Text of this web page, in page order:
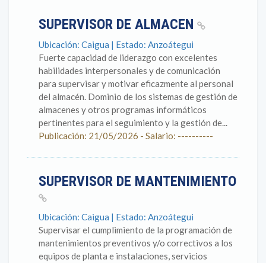
SUPERVISOR DE ALMACEN
Ubicación: Caigua | Estado: Anzoátegui
Fuerte capacidad de liderazgo con excelentes
habilidades interpersonales y de comunicación
para supervisar y motivar eficazmente al personal
del almacén. Dominio de los sistemas de gestión de
almacenes y otros programas informáticos
pertinentes para el seguimiento y la gestión de...
Publicación: 21/05/2026 - Salario: ----------
SUPERVISOR DE MANTENIMIENTO
Ubicación: Caigua | Estado: Anzoátegui
Supervisar el cumplimiento de la programación de
mantenimientos preventivos y/o correctivos a los
equipos de planta e instalaciones, servicios